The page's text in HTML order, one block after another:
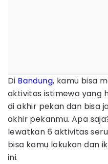
Di Bandung, kamu bisa
aktivitas istimewa yang
di akhir pekan dan bisa
akhir pekanmu. Apa
lewatkan 6 aktivitas
bisa kamu lakukan dan
ini.